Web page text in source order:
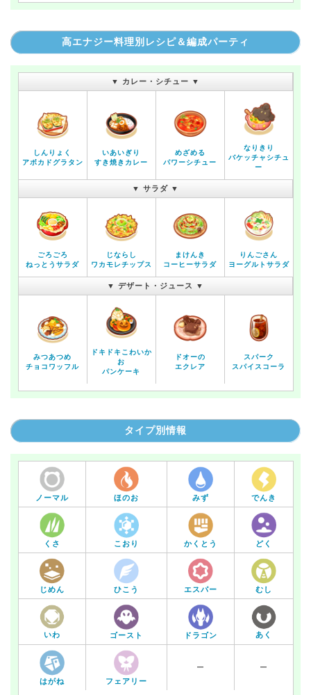
高エナジー料理別レシピ＆編成パーティ
▼ カレー・シチュー ▼
しんりょく
アボカドグラタン
いあいぎり
すき焼きカレー
めざめる
パワーシチュー
なりきり
バケッチャシチュ
ー
▼ サラダ ▼
ごろごろ
ねっとうサラダ
じならし
ワカモレチップス
まけんき
コーヒーサラダ
りんごさん
ヨーグルトサラダ
▼ デザート・ジュース ▼
みつあつめ
チョコワッフル
ドキドキこわいか
お
パンケーキ
ドオーの
エクレア
スパーク
スパイスコーラ
タイプ別情報
ノーマル ほのお みず でんき
くさ こおり かくとう どく
じめん ひこう エスパー むし
いわ ゴースト ドラゴン あく
はがね フェアリー
ー ー